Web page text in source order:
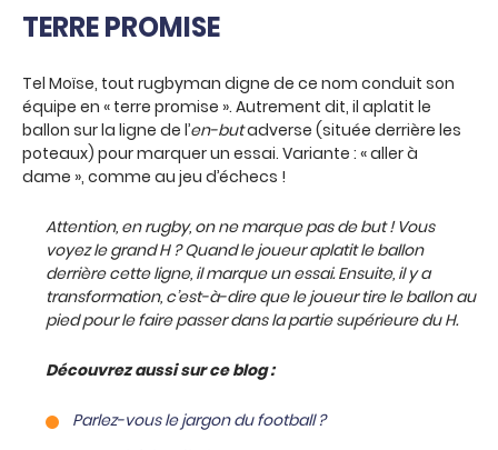
TERRE PROMISE
Tel Moïse, tout rugbyman digne de ce nom conduit son
équipe en « terre promise ». Autrement dit, il aplatit le
ballon sur la ligne de l’en-butadverse (située derrière les
poteaux) pour marquer un essai. Variante : « aller à
dame », comme au jeu d’échecs !
Attention, en rugby, on ne marque pas de but ! Vous
voyez le grand H ? Quand le joueur aplatit le ballon
derrière cette ligne, il marque unessai. Ensuite, il y a
transformation, c’est-à-dire que le joueur tire le ballon au
pied pour le faire passer dans la partie supérieure du H.
Découvrez aussi sur ce blog :
Parlez-vous le jargon du football ?